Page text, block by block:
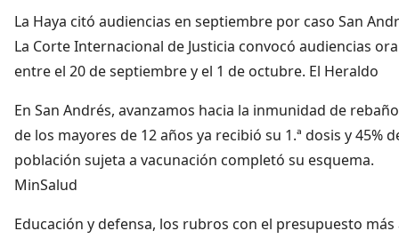
La Haya citó audiencias en septiembre por caso San
La Corte Internacional de Justicia convocó audiencias
entre el 20 de septiembre y el 1 de octubre. El Heraldo
En San Andrés, avanzamos hacia la inmunidad de
de los mayores de 12 años ya recibió su 1.ª dosis y 45%
población sujeta a vacunación completó su esquema.
MinSalud
Educación y defensa, los rubros con el presupuesto